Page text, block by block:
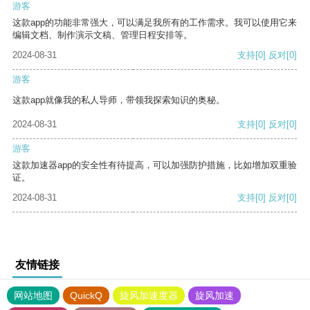
游客
这款app的功能非常强大，可以满足我所有的工作需求。我可以使用它来
编辑文档、制作演示文稿、管理日程安排等。
2024-08-31
支持[0] 反对[0]
游客
这款app就像我的私人导师，带领我探索知识的奥秘。
2024-08-31 支持[0] 反对[0]
游客
这款加速器app的安全性有待提高，可以加强防护措施，比如增加双重验
证。
2024-08-31
支持[0] 反对[0]
友情链接
网站地图 QuickQ 旋风加速度器
旋风加速